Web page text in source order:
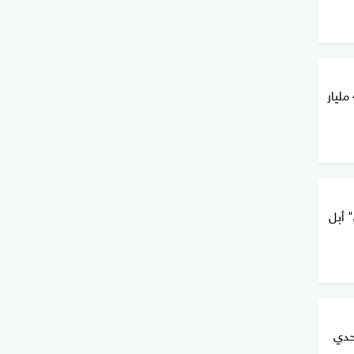
بايدن يستعد لتوزيع استثمارات بـ42 مليار
أبل